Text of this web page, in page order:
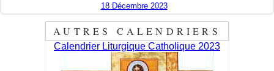
18 Décembre 2023
AUTRES CALENDRIERS
Calendrier Liturgique Catholique 2023